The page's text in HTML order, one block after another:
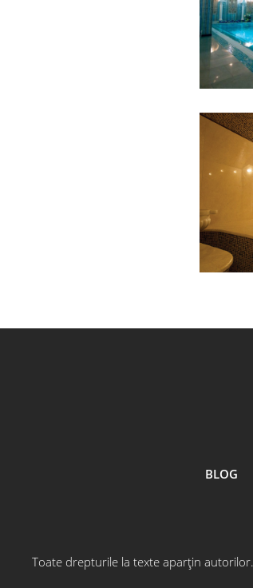
BLOG
Toate drepturile la texte aparțin autorilor.